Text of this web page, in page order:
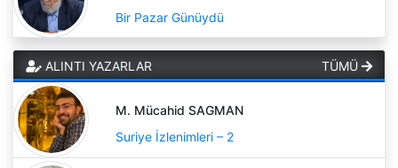
Bir Pazar Günüydü
ALINTI YAZARLAR TÜMÜ
M. Mücahid SAGMAN
Suriye İzlenimleri – 2